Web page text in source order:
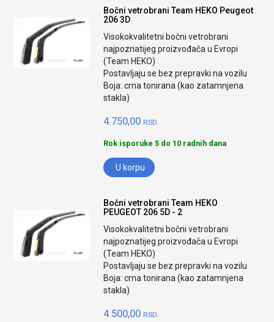
Bočni vetrobrani Team HEKO Peugeot
206 3D
Visokokvalitetni bočni vetrobrani
najpoznatijeg proizvođača u Evropi
(Team HEKO)
Postavljaju se bez prepravki na vozilu
Boja: crna tonirana (kao zatamnjena
stakla)
4.750,00 RSD.
Rok isporuke 5 do 10 radnih dana
U korpu
Bočni vetrobrani Team HEKO
PEUGEOT 206 5D - 2
Visokokvalitetni bočni vetrobrani
najpoznatijeg proizvođača u Evropi
(Team HEKO)
Postavljaju se bez prepravki na vozilu
Boja: crna tonirana (kao zatamnjena
stakla)
4.500,00 RSD.